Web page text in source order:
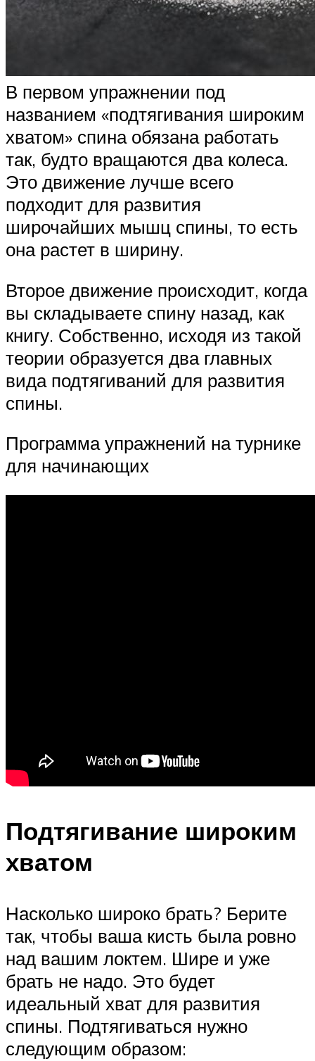
В первом упражнении под
названием «подтягивания широким
хватом» спина обязана работать
так, будто вращаются два колеса.
Это движение лучше всего
подходит для развития
широчайших мышц спины, то есть
она растет в ширину.
Второе движение происходит, когда
вы складываете спину назад, как
книгу. Собственно, исходя из такой
теории образуется два главных
вида подтягиваний для развития
спины.
Программа упражнений на турнике
для начинающих
Подтягивание широким
хватом
Насколько широко брать? Берите
так, чтобы ваша кисть была ровно
над вашим локтем. Шире и уже
брать не надо. Это будет
идеальный хват для развития
спины. Подтягиваться нужно
следующим образом: